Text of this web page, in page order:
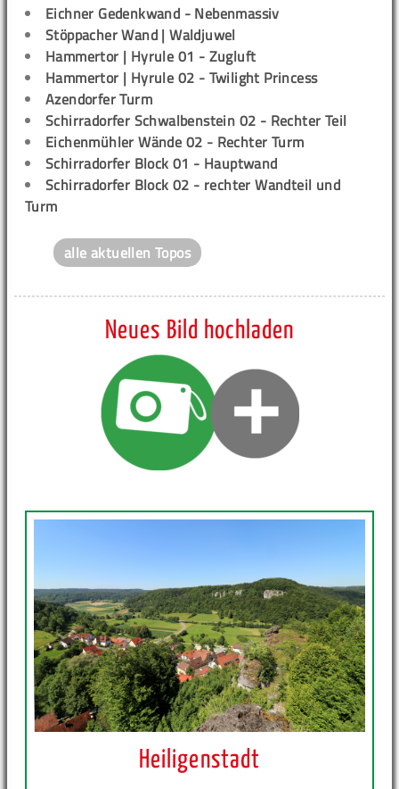
Eichner Gedenkwand - Nebenmassiv
Stöppacher Wand | Waldjuwel
Hammertor | Hyrule 01 - Zugluft
Hammertor | Hyrule 02 - Twilight Princess
Azendorfer Turm
Schirradorfer Schwalbenstein 02 - Rechter Teil
Eichenmühler Wände 02 - Rechter Turm
Schirradorfer Block 01 - Hauptwand
Schirradorfer Block 02 - rechter Wandteil und
Turm
alle aktuellen Topos
Neues Bild hochladen
Heiligenstadt